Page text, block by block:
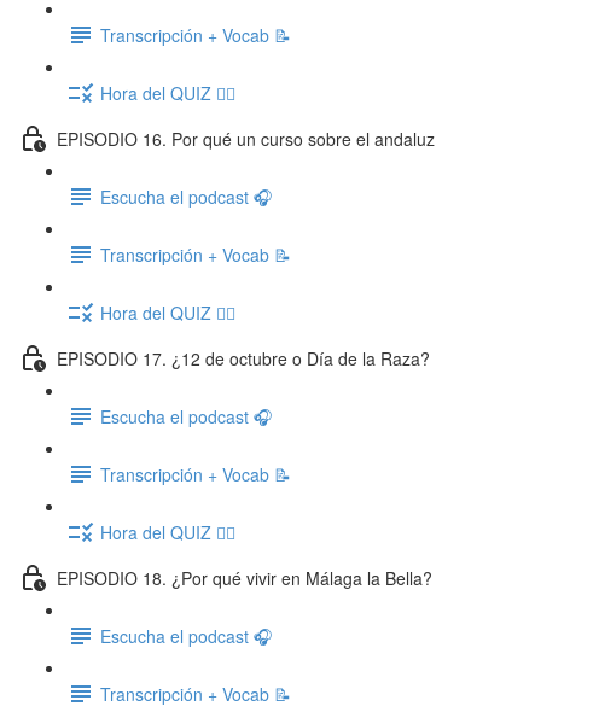
Transcripción + Vocab 📝
Hora del QUIZ ✍🏽
EPISODIO 16. Por qué un curso sobre el andaluz
Escucha el podcast 🎧
Transcripción + Vocab 📝
Hora del QUIZ ✍🏽
EPISODIO 17. ¿12 de octubre o Día de la Raza?
Escucha el podcast 🎧
Transcripción + Vocab 📝
Hora del QUIZ ✍🏽
EPISODIO 18. ¿Por qué vivir en Málaga la Bella?
Escucha el podcast 🎧
Transcripción + Vocab 📝